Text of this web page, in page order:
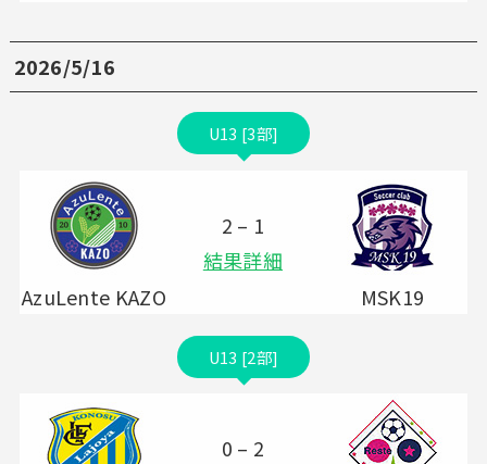
2026/5/16
U13 [3部]
AzuLente KAZO
2 – 1
結果詳細
MSK19
U13 [2部]
0 – 2